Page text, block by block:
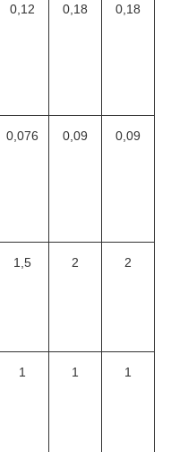
0,12 0,18 0,18
0,076 0,09 0,09
1,5 2 2
1 1 1